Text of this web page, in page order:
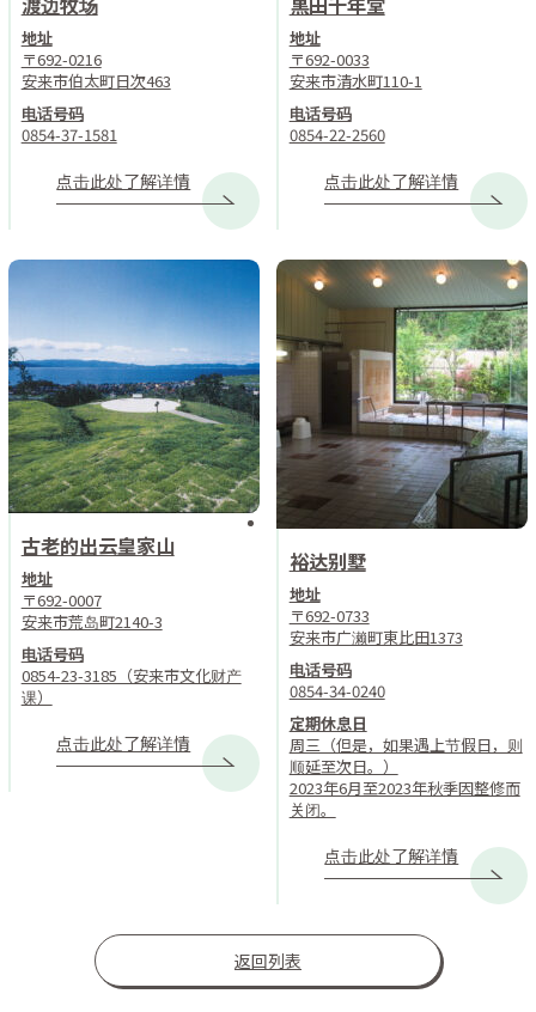
地址
〒692-0216
安来市伯太町日次463
电话号码
0854-37-1581
点击此处了解详情
地址
〒692-0033
安来市清水町110-1
电话号码
0854-22-2560
点击此处了解详情
古老的出云皇家山
地址
〒692-0007
安来市荒岛町2140-3
电话号码
0854-23-3185（安来市文化财产
课）
点击此处了解详情
裕达别墅
地址
〒692-0733
安来市广濑町東比田1373
电话号码
0854-34-0240
定期休息日
周三（但是，如果遇上节假日，则
顺延至次日。）
2023年6月至2023年秋季因整修而
关闭。
点击此处了解详情
返回列表